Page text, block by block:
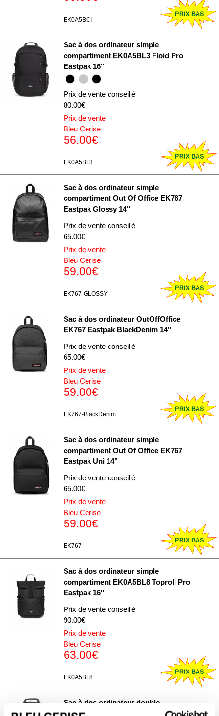
EK0A5BCI
Sac à dos ordinateur simple
compartiment EK0A5BL3 Floid Pro
Eastpak 16''
Prix de vente conseillé
80.00€
Prix de vente
Bleu Cerise
56.00€
EK0A5BL3
Sac à dos ordinateur simple
compartiment Out Of Office EK767
Eastpak Glossy 14"
Prix de vente conseillé
65.00€
Prix de vente
Bleu Cerise
59.00€
EK767-GLOSSY
Sac à dos ordinateur OutOffOffice
EK767 Eastpak BlackDenim 14"
Prix de vente conseillé
65.00€
Prix de vente
Bleu Cerise
59.00€
EK767-BlackDenim
Sac à dos ordinateur simple
compartiment Out Of Office EK767
Eastpak Uni 14"
Prix de vente conseillé
65.00€
Prix de vente
Bleu Cerise
59.00€
EK767
Sac à dos ordinateur simple
compartiment EK0A5BL8 Toproll Pro
Eastpak 16''
Prix de vente conseillé
90.00€
Prix de vente
Bleu Cerise
63.00€
EK0A5BL8
Sac à dos ordinateur double
compartiment EK0A5BFZ Eastpak